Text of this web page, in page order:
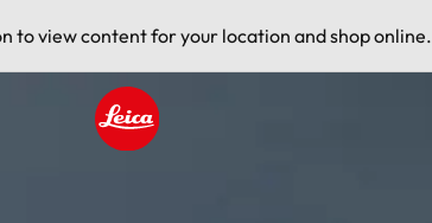
to view content for your location and shop online.